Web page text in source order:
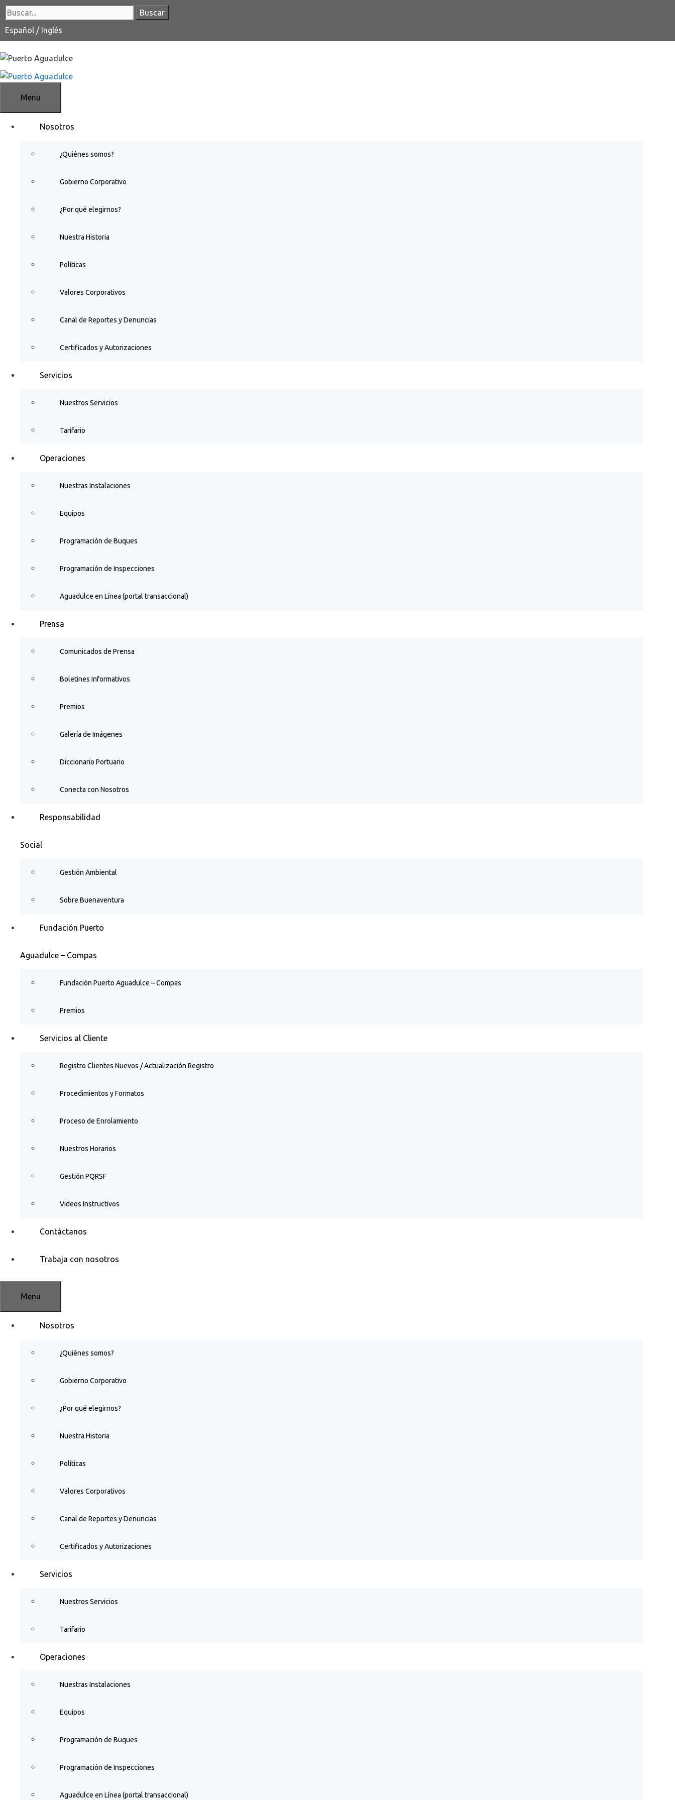
Saltar
al
contenido
Buscar:
Español / Inglés
Menu
Nosotros
¿Quiénes somos?
Gobierno Corporativo
¿Por qué elegirnos?
Nuestra Historia
Políticas
Valores Corporativos
Canal de Reportes y Denuncias
Certificados y Autorizaciones
Servicios
Nuestros Servicios
Tarifario
Operaciones
Nuestras Instalaciones
Equipos
Programación de Buques
Programación de Inspecciones
Aguadulce en Línea (portal transaccional)
Prensa
Comunicados de Prensa
Boletines Informativos
Premios
Galería de Imágenes
Diccionario Portuario
Conecta con Nosotros
Responsabilidad
Social
Gestión Ambiental
Sobre Buenaventura
Fundación Puerto
Aguadulce – Compas
Fundación Puerto Aguadulce – Compas
Premios
Servicios al Cliente
Registro Clientes Nuevos / Actualización Registro
Procedimientos y Formatos
Proceso de Enrolamiento
Nuestros Horarios
Gestión PQRSF
Videos Instructivos
Contáctanos
Trabaja con nosotros
Menu
Nosotros
¿Quiénes somos?
Gobierno Corporativo
¿Por qué elegirnos?
Nuestra Historia
Políticas
Valores Corporativos
Canal de Reportes y Denuncias
Certificados y Autorizaciones
Servicios
Nuestros Servicios
Tarifario
Operaciones
Nuestras Instalaciones
Equipos
Programación de Buques
Programación de Inspecciones
Aguadulce en Línea (portal transaccional)